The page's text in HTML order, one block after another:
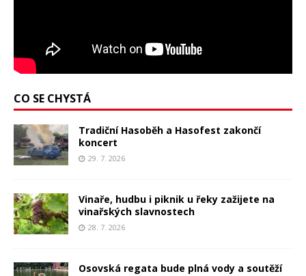
CO SE CHYSTÁ
Tradiční Hasoběh a Hasofest zakončí
koncert
29. 7. 2026
Vinaře, hudbu i piknik u řeky zažijete na
vinařských slavnostech
28. 7. 2026
Osovská regata bude plná vody a soutěží